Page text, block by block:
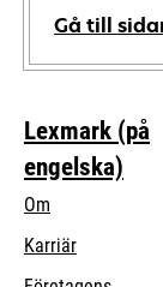
Gå till
Lexmark (på
engelska)
Om
Karriär